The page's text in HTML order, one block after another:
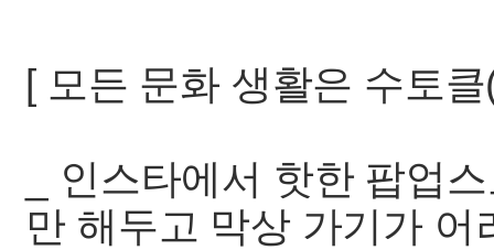
[ 모든 문화 생활은 수토
_ 인스타에서 핫한 팝업
만 해두고 막상 가기가 어